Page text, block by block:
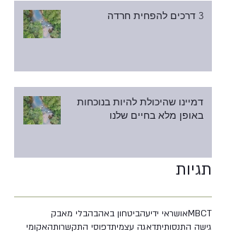
3 דרכים להפחית חרדה
דמיינו שהיכולת להיות בנוכחות
באופן מלא בחיים שלנו
תגיות
MBCTאושראי ידיעהביטחון באהבהבלי מאבק
גישה התנסותיתדאגה עצמיתדפוסי התקשרותהאקומי